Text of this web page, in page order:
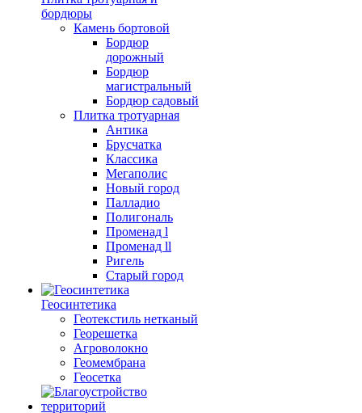
бордюры
Камень бортовой
Бордюр
дорожный
Бордюр
магистральный
Бордюр садовый
Плитка тротуарная
Антика
Брусчатка
Классика
Мегаполис
Новый город
Палладио
Полигональ
Променад l
Променад ll
Ригель
Старый город
Геосинтетика
Геотекстиль нетканый
Георешетка
Агроволокно
Геомембрана
Геосетка